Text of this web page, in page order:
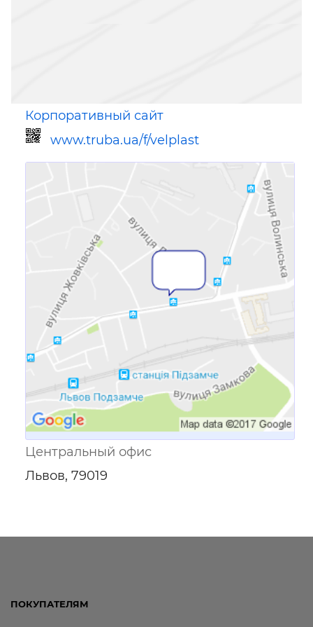
Корпоративный сайт
www.truba.ua/f/velplast
Ссылка для мобильных устройств
Центральный офис
Львов, 79019
ПОКУПАТЕЛЯМ